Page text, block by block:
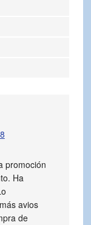
promoción
Ha
avios
de